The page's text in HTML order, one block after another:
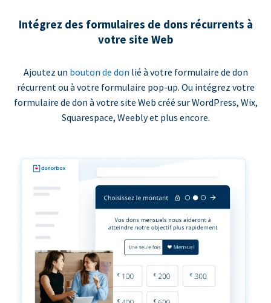
Intégrez des formulaires de dons récurrents à
votre site Web
Ajoutez un bouton de don lié à votre formulaire de don
récurrent ou à votre formulaire pop-up. Ou intégrez votre
formulaire de don à votre site Web créé sur WordPress, Wix,
Squarespace, Weebly et plus encore.